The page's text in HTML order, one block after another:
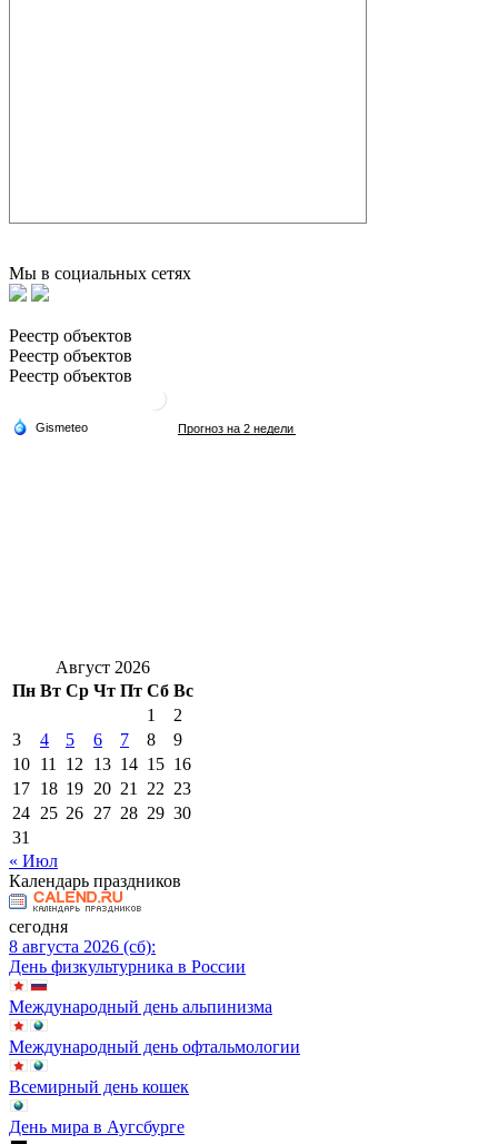
Мы в социальных сетях
Реестр объектов
Реестр объектов
Реестр объектов
Август 2026
Пн Вт Ср Чт Пт Сб Вс
1
2
3
4 5 6 7 8
9
10 11 12 13 14 15 16
17 18 19 20 21 22 23
24 25 26 27 28 29 30
31
« Июл
Календарь праздников
сегодня
8 августа 2026 (сб):
День физкультурника в России
Международный день альпинизма
Международный день офтальмологии
Всемирный день кошек
День мира в Аугсбурге